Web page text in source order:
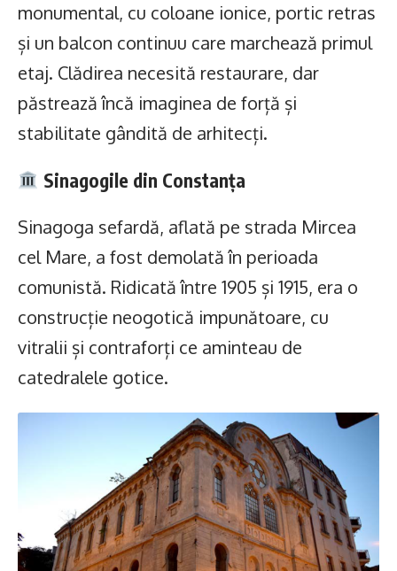
monumental, cu coloane ionice, portic retras
și un balcon continuu care marchează primul
etaj. Clădirea necesită restaurare, dar
păstrează încă imaginea de forță și
stabilitate gândită de arhitecți.
Sinagogile din Constanța
Sinagoga sefardă, aflată pe strada Mircea
cel Mare, a fost demolată în perioada
comunistă. Ridicată între 1905 și 1915, era o
construcție neogotică impunătoare, cu
vitralii și contraforți ce aminteau de
catedralele gotice.